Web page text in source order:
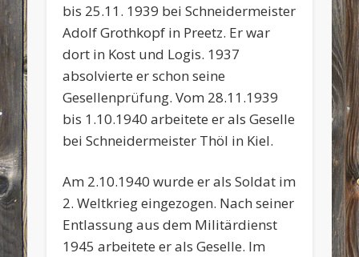
bis 25.11. 1939 bei Schneidermeister
Adolf Grothkopf in Preetz. Er war
dort in Kost und Logis. 1937
absolvierte er schon seine
Gesellenprüfung. Vom 28.11.1939
bis 1.10.1940 arbeitete er als Geselle
bei Schneidermeister Thöl in Kiel.
Am 2.10.1940 wurde er als Soldat im
2. Weltkrieg eingezogen. Nach seiner
Entlassung aus dem Militärdienst
1945 arbeitete er als Geselle. Im